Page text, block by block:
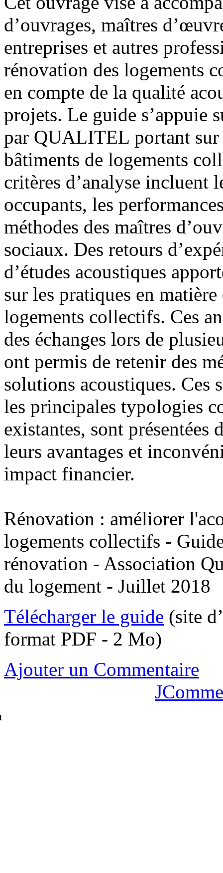
d’ouvrages, maîtres
entreprises et autres
rénovation des logements
en compte de la qualité
projets. Le guide s’appuie
par QUALITEL portant sur
bâtiments de logements
critères d’analyse incluent
occupants, les
méthodes des maîtres
sociaux. Des retours
d’études acoustiques
sur les pratiques en
logements collectifs. Ces
des échanges lors de
ont permis de retenir des
solutions acoustiques. Ces
les principales typologies
existantes, sont présentées
leurs avantages et
impact financier.
Rénovation : améliorer
logements collectifs -
rénovation - Association
du logement - Juillet 2018
Télécharger le guide (site
format PDF - 2 Mo)
Ajouter un Commentaire